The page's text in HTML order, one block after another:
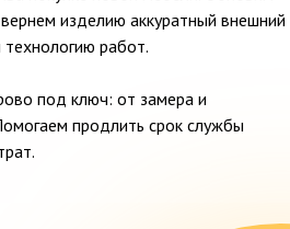
изделию аккуратный внешний
работ.
под ключ: от замера и
продлить срок службы